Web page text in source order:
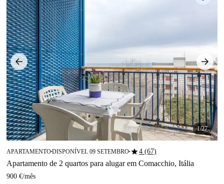
1/27
APARTAMENTO■DISPONÍVEL 09 SETEMBRO■star4 (67)
Apartamento de 2 quartos para alugar em Comacchio, Itália
900 €/mês